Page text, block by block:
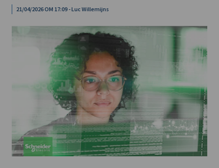
21/04/2026 OM 17:09 - Luc Willemijns